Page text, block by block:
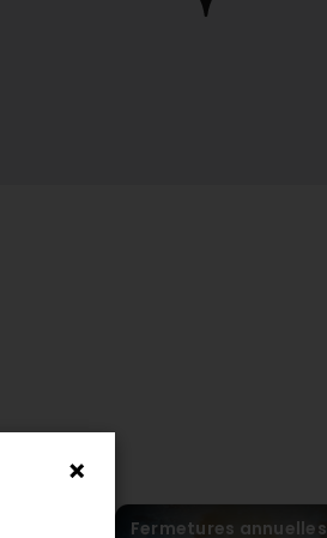
Fermetures annuelles